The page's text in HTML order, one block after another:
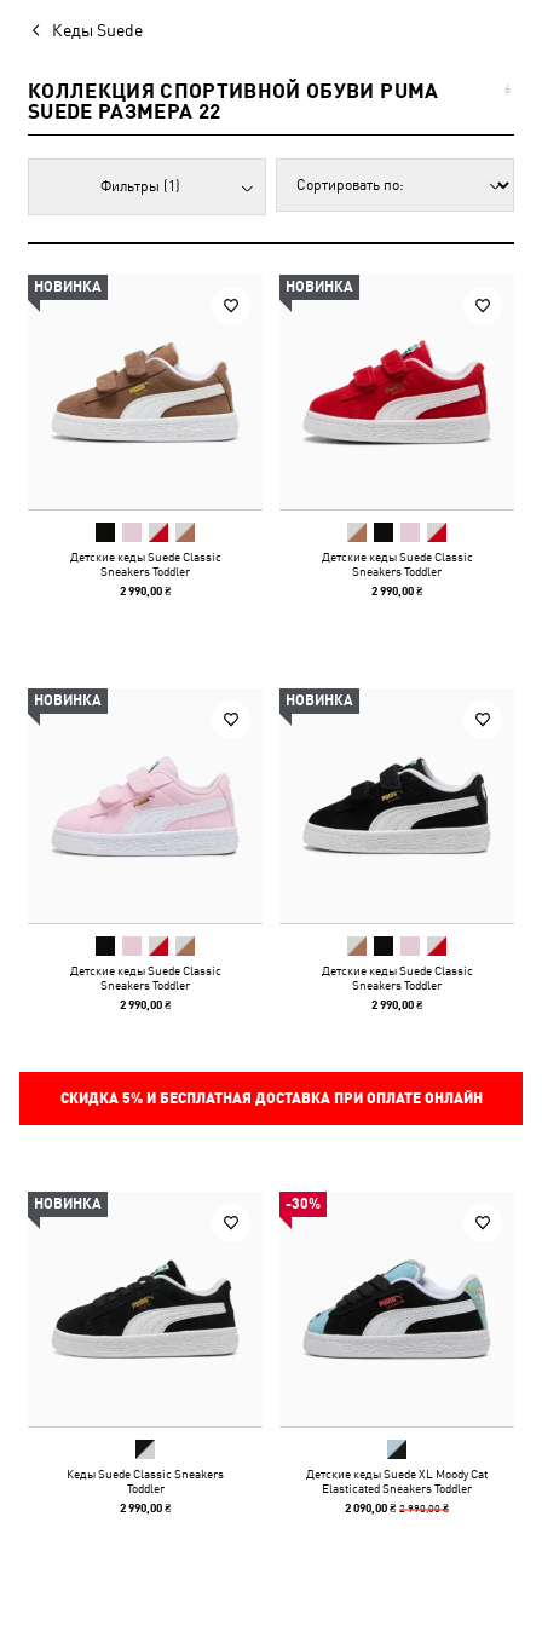
Кеды Suede
КОЛЛЕКЦИЯ СПОРТИВНОЙ ОБУВИ PUMA
SUEDE РАЗМЕРА 22
6
Фильтры (1)
НОВИНКА
Детские кеды Suede Classic
Sneakers Toddler
2 990,00 ₴
НОВИНКА
Детские кеды Suede Classic
Sneakers Toddler
2 990,00 ₴
НОВИНКА
Детские кеды Suede Classic
Sneakers Toddler
2 990,00 ₴
НОВИНКА
Детские кеды Suede Classic
Sneakers Toddler
2 990,00 ₴
СКИДКА 5%И БЕСПЛАТНАЯ ДОСТАВКА ПРИ ОПЛАТЕ ОНЛАЙН
НОВИНКА
Кеды Suede Classic Sneakers
Toddler
2 990,00 ₴
-30%
Детские кеды Suede XL Moody Cat
Elasticated Sneakers Toddler
2 090,00 ₴2 990,00 ₴